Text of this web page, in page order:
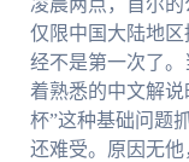
凌晨两点，首尔
仅限中国大陆地
经不是第一次了
着熟悉的中文解
杯”这种基础问题
还难受。原因无